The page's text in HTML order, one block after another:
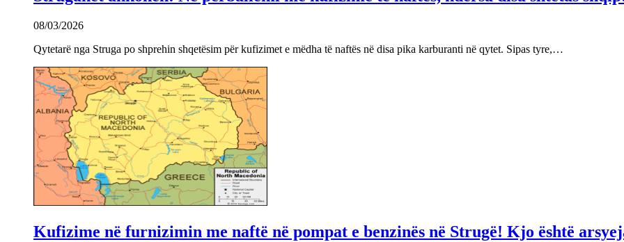
08/03/2026
Qytetarë nga Struga po shprehin shqetësim për kufizimet e mëdha të naftës në disa pika karburanti në qytet. Sipas tyre,…
Kufizime në furnizimin me naftë në pompat e benzinës në Strugë! Kjo është